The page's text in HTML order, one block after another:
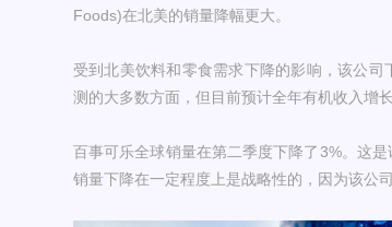
Foods)在北美的销量降幅更大。
受到北美饮料和零食需求下降的影响，该公
测的大多数方面，但目前预计全年有机收入增
百事可乐全球销量在第二季度下降了3%。这
销量下降在一定程度上是战略性的，因为该公